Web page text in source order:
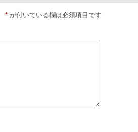
* が付いている欄は必須項目です